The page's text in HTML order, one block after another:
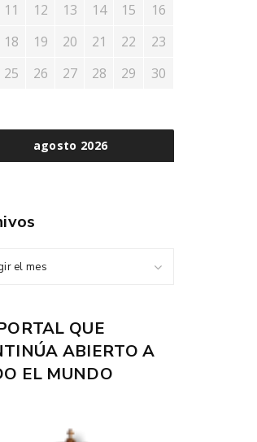
agosto 2026
11 12 13 14 15
16
18 19 20 21 22
23
25 26 27 28 29
30
el mes
QUE
ABIERTO A
EL MUNDO